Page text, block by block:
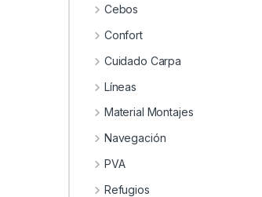
Cebos
Confort
Cuidado Carpa
Líneas
Material Montajes
Navegación
PVA
Refugios